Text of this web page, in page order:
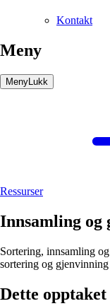
Kontakt
Meny
Meny Lukk
Ressurser
Innsamling og
Sortering, innsamling
sortering og
Dette